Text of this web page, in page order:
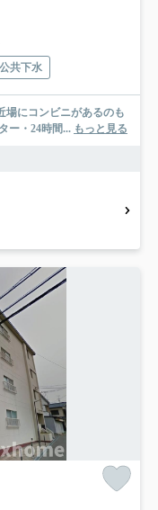
公共下水
場にコンビニがあるのも
ー・24時間... もっと見る